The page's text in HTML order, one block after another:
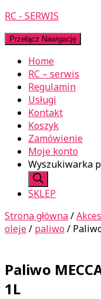
RC - SERWIS
Przełącz Nawigację
Home
RC – serwis
Regulamin
Usługi
Kontakt
Koszyk
Zamówienie
Moje konto
Wyszukiwarka
SKLEP
Strona główna/
oleje/ paliwo/
Paliwo
1L